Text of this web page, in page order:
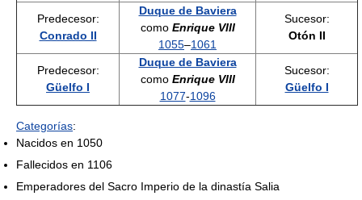
Predecesor:
Conrado II
Duque de Baviera
como Enrique VIII
1055–1061
Sucesor:
Otón II
Predecesor:
Güelfo I
Duque de Baviera
como Enrique VIII
1077-1096
Sucesor:
Güelfo I
Categorías:
Nacidos en 1050
Fallecidos en 1106
Emperadores del Sacro Imperio de la dinastía Salia